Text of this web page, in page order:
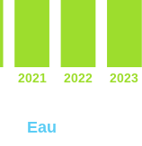
Eau